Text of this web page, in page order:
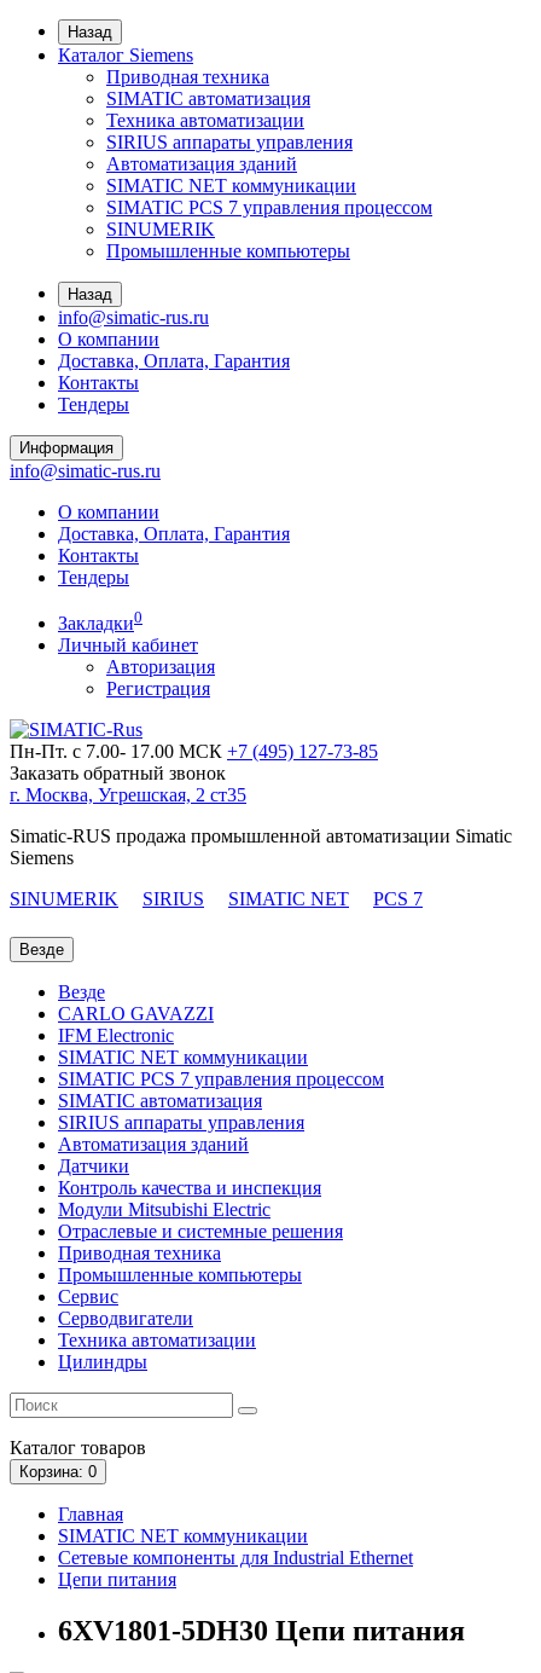
Назад
Каталог Siemens
Приводная техника
SIMATIC автоматизация
Техника автоматизации
SIRIUS аппараты управления
Автоматизация зданий
SIMATIC NET коммуникации
SIMATIC PCS 7 управления процессом
SINUMERIK
Промышленные компьютеры
Назад
info@simatic-rus.ru
О компании
Доставка, Оплата, Гарантия
Контакты
Тендеры
Информация
info@simatic-rus.ru
О компании
Доставка, Оплата, Гарантия
Контакты
Тендеры
Закладки0
Личный кабинет
Авторизация
Регистрация
Пн-Пт. с 7.00- 17.00 МСК +7 (495) 127-73-85
Заказать обратный звонок
г. Москва, Угрешская, 2 ст35
Simatic-RUS продажа промышленной автоматизации Simatic
Siemens
SINUMERIK
SIRIUS SIMATIC NET PCS 7
Везде
Везде
CARLO GAVAZZI
IFM Electronic
SIMATIC NET коммуникации
SIMATIC PCS 7 управления процессом
SIMATIC автоматизация
SIRIUS аппараты управления
Автоматизация зданий
Датчики
Контроль качества и инспекция
Модули Mitsubishi Electric
Отраслевые и системные решения
Приводная техника
Промышленные компьютеры
Сервис
Серводвигатели
Техника автоматизации
Цилиндры
Каталог товаров
Корзина: 0
Главная
SIMATIC NET коммуникации
Сетевые компоненты для Industrial Ethernet
Цепи питания
6XV1801-5DH30 Цепи питания